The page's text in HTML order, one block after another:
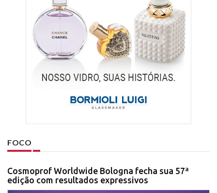
FOCO
Cosmoprof Worldwide Bologna fecha sua 57ª
edição com resultados expressivos